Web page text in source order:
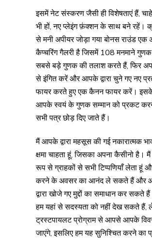
इसमें नेट संस्करण जैसी ही विशेषताएं हैं,
भी हों, नए प्लेइंग फ़ंक्शन के साथ बने रहें।
से मनी अपीयर जोड़ा गया बोनस राउंड एक
कैप्चरिंग गैलरी है जिसमें 108 मनमाने
सबसे बड़े गुणक की तलाश करते हैं, फिर
से इंगित करें और आपके द्वारा चुने गए नए
फायर करते हुए एक कैनन फायर करें। इसके
आपके स्वयं के गुणक सम्मान को प्रकट
सभी पत्र छोड़ दिए जाते हैं।
मैं आपके द्वारा महसूस की गई नकारात्मक
क्षमा चाहता हूं, जिसका अपना कैसीनो है। मैं
रूप से ग्राहकों से सभी टिप्पणियाँ लेता हूं
करने के अवसर का आनंद ले सकते हैं और
द्वारा खोजे गए मुद्दों का समाधान कर सकते
हम यहां से सदस्यता को नहीं देख सकते हैं,
ट्रस्टपायलट प्रोग्राम से आपसे आपके
जाएंगे, इसलिए हम यह सुनिश्चित करने का